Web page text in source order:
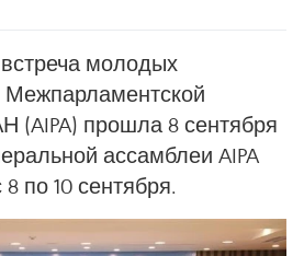
молодых
(AIPA) прошла 8 сентября
ассамблеи AIPA
8 по 10 сентября.